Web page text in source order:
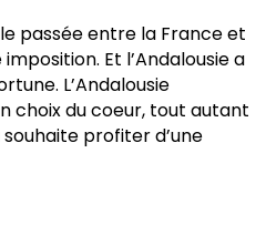
passée entre la France et
Et l’Andalousie a
L’Andalousie
choix du coeur, tout autant
profiter d’une